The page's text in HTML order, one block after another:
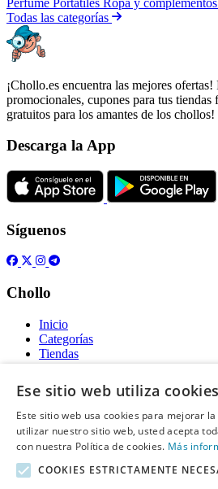
Todas las categorías
¡Chollo.es encuentra las mejores
promocionales, cupones para tus
gratuitos para los amantes de los chollos!
Descarga la App
Síguenos
Chollo
Inicio
Categorías
Tiendas
Gratis
Acerca de
Sobre nosotros
Contacto
Ese sitio web utiliza cookies
Este sitio web usa cookies para mejorar
utilizar nuestro sitio web, usted acepta
con nuestra Política de cookies. Más
COOKIES ESTRICTAMENTE